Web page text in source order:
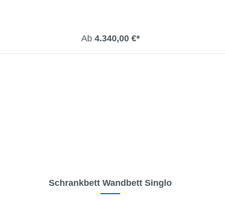
Ab 4.340,00 €*
Schrankbett Wandbett Singlo